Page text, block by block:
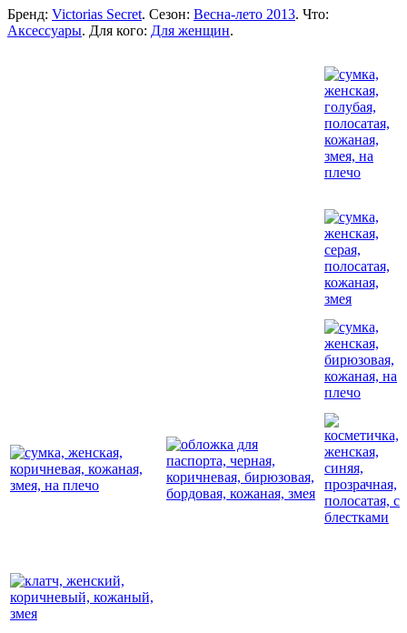
Бренд: Victorias Secret. Сезон: Весна-лето 2013. Что:
Аксессуары. Для кого: Для женщин.